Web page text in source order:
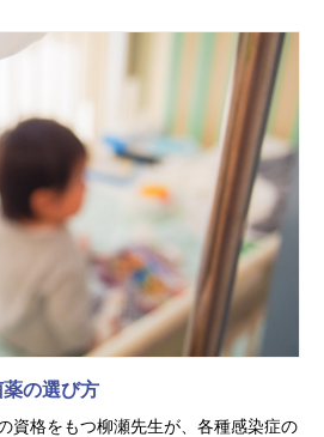
の選び方
資格をもつ柳瀬先生が、各種感染症の